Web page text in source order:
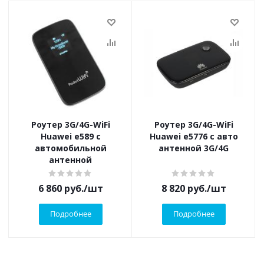
Роутер 3G/4G-WiFi
Huawei e589 с
автомобильной
антенной
6 860руб./шт
Подробнее
Роутер 3G/4G-WiFi
Huawei e5776 с авто
антенной 3G/4G
8 820руб./шт
Подробнее